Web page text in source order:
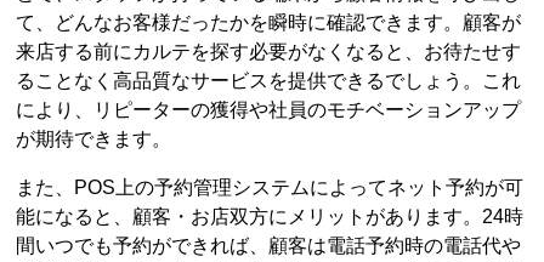
て、どんなお客様だったかを瞬時に確認できます。顧客が
来店する前にカルテを探す必要がなくなると、お待たせす
ることなく高品質なサービスを提供できるでしょう。これ
により、リピーターの獲得や社員のモチベーションアップ
が期待できます。
また、POS上の予約管理システムによってネット予約が可
能になると、顧客・お店双方にメリットがあります。24時
間いつでも予約ができれば、顧客は電話予約時の電話代や